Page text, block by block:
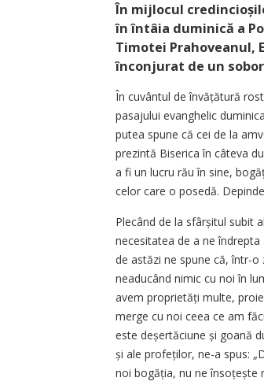
În mijlocul
în întâia duminică a
Timotei Prahoveanul,
înconjurat de un
În cuvântul de învățătură
pasajului evanghelic
putea spune că cei de la
prezintă Biserica în câteva
a fi un lucru rău în sine,
celor care o posedă.
Plecând de la sfârșitul subit
necesitatea de a ne
de astăzi ne spune că, într-
neaducând nimic cu noi în
avem proprietăți multe,
merge cu noi ceea ce am
este deșertăciune și goană
și ale profeților, ne-a spus:
noi bogăția, nu ne însoțește